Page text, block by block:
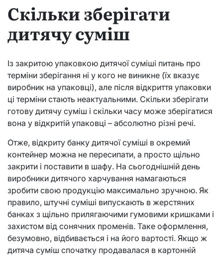
Скільки зберігати
дитячу суміш
Із закритою упаковкою дитячої суміші питань про
терміни зберігання ні у кого не виникне (їх вказує
виробник на упаковці), але після відкриття упаковки
ці терміни стають неактуальними. Скільки зберігати
готову дитячу суміш і скільки часу може зберігатися
вона у відкритій упаковці – абсолютно різні речі.
Отже, відкриту банку дитячої суміші в окремий
контейнер можна не пересипати, а просто щільно
закрити і поставити в шафу. На сьогоднішній день
виробники дитячого харчування намагаються
зробити свою продукцію максимально зручною. Як
правило, штучні суміші випускають в жерстяних
банках з щільно прилягаючими гумовими кришками і
захистом від сонячних променів. Таке оформлення,
безумовно, відбивається і на його вартості. Якщо ж
дитяча суміш спочатку продавалася в картонній